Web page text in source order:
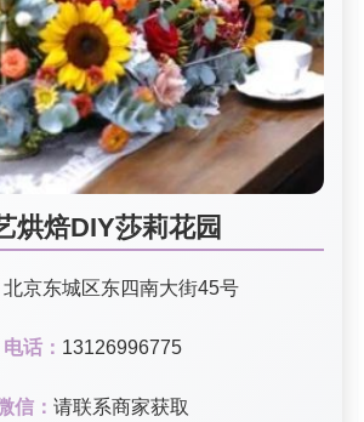
烘焙DIY莎莉花园
北京东城区东四南大街45号
电话： 13126996775
信： 请联系商家获取